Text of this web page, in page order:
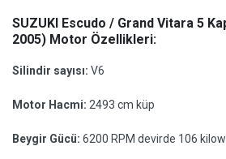
SUZUKI Escudo / Grand Vitara 5
2005) Motor Özellikleri:
Silindir sayısı: V6
Motor Hacmi: 2493 cm küp
Beygir Gücü: 6200 RPM devirde 106